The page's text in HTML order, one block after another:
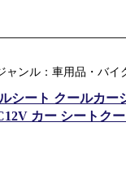
ャンル：車用品・バイ
シート クールカ
カー シートク